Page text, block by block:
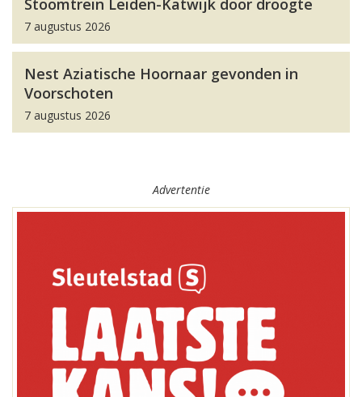
Stoomtrein Leiden-Katwijk door droogte
7 augustus 2026
Nest Aziatische Hoornaar gevonden in
Voorschoten
7 augustus 2026
Advertentie